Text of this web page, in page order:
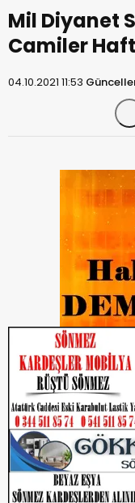
Mil Diyanet
Camiler
04.10.2021 11:53